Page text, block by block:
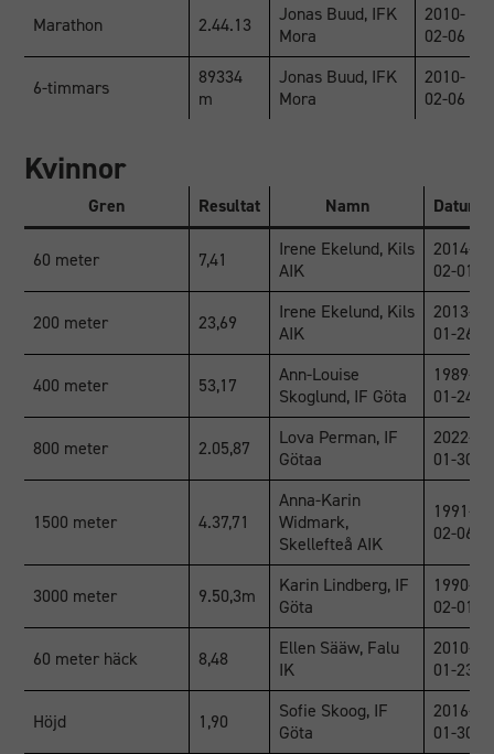
Marathon 2.44.13
Jonas Buud, IFK
Mora
2010-
02-06
6-timmars
89334
m
Jonas Buud, IFK
Mora
2010-
02-06
Kvinnor
Gren Resultat Namn Datum
60 meter 7,41
Irene Ekelund, Kils
AIK
2014-
02-01
200 meter 23,69
Irene Ekelund, Kils
AIK
2013-
01-26
400 meter 53,17
Ann-Louise
Skoglund, IF Göta
1989-
01-24
800 meter 2.05,87
Lova Perman, IF
Götaa
2022-
01-30
1500 meter 4.37,71
Anna-Karin
Widmark,
Skellefteå AIK
1991-
02-06
3000 meter 9.50,3m
Karin Lindberg, IF
Göta
1990-
02-01
60 meter häck 8,48
Ellen Sääw, Falu
IK
2010-
01-23
Höjd 1,90
Sofie Skoog, IF
Göta
2016-
01-30